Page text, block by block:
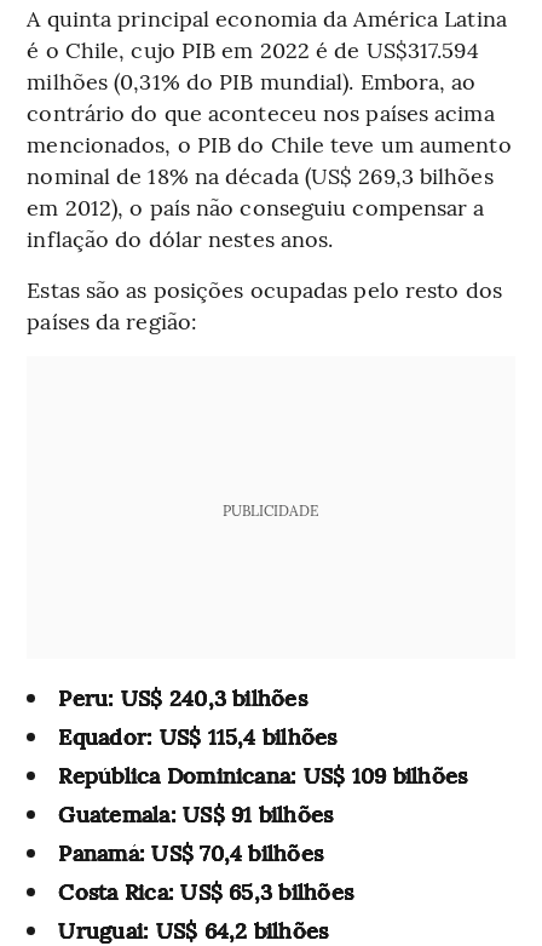
A quinta principal economia da América Latina
é o Chile, cujo PIB em 2022 é de US$317.594
milhões (0,31% do PIB mundial). Embora, ao
contrário do que aconteceu nos países acima
mencionados, o PIB do Chile teve um aumento
nominal de 18% na década (US$ 269,3 bilhões
em 2012), o país não conseguiu compensar a
inflação do dólar nestes anos.
Estas são as posições ocupadas pelo resto dos
países da região:
PUBLICIDADE
Peru: US$ 240,3 bilhões
Equador: US$ 115,4 bilhões
República Dominicana: US$ 109 bilhões
Guatemala: US$ 91 bilhões
Panamá: US$ 70,4 bilhões
Costa Rica: US$ 65,3 bilhões
Uruguai: US$ 64,2 bilhões